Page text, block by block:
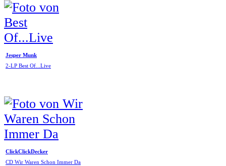
Jesper Munk
2-LP Best Of...Live
ClickClickDecker
CD Wir Waren Schon Immer Da